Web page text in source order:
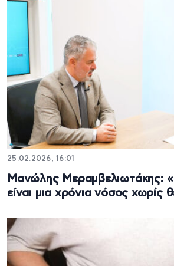
25.02.2026, 16:01
Μανώλης Μεραμβελιωτάκης:
είναι μια χρόνια νόσος χωρίς